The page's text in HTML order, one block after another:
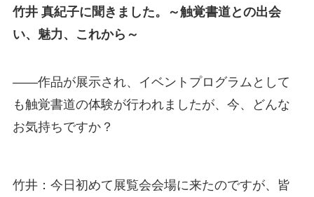
竹井 真紀子に聞きました。～触覚書道との出会
い、魅力、これから～
――作品が展示され、イベントプログラムとして
も触覚書道の体験が行われましたが、今、どんな
お気持ちですか？
竹井：今日初めて展覧会会場に来たのですが、皆